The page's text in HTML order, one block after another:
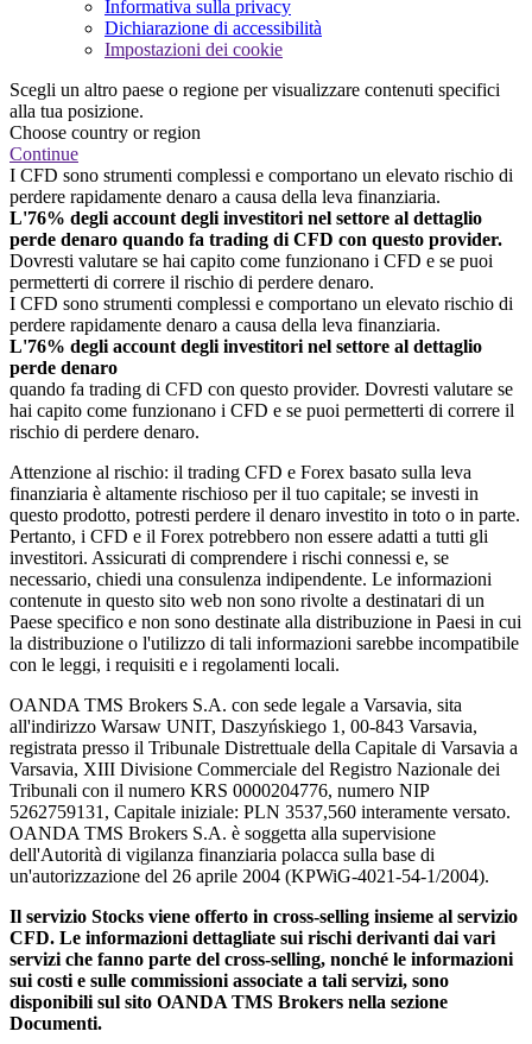
Informativa sulla privacy
Dichiarazione di accessibilità
Impostazioni dei cookie
Scegli un altro paese o regione per visualizzare contenuti specifici
alla tua posizione.
Choose country or region
Continue
I CFD sono strumenti complessi e comportano un elevato rischio di
perdere rapidamente denaro a causa della leva finanziaria.
L'76% degli account degli investitori nel settore al dettaglio
perde denaro quando fa trading di CFD con questo provider.
Dovresti valutare se hai capito come funzionano i CFD e se puoi
permetterti di correre il rischio di perdere denaro.
I CFD sono strumenti complessi e comportano un elevato rischio di
perdere rapidamente denaro a causa della leva finanziaria.
L'76% degli account degli investitori nel settore al dettaglio
perde denaro
quando fa trading di CFD con questo provider. Dovresti valutare se
hai capito come funzionano i CFD e se puoi permetterti di correre il
rischio di perdere denaro.
Attenzione al rischio: il trading CFD e Forex basato sulla leva
finanziaria è altamente rischioso per il tuo capitale; se investi in
questo prodotto, potresti perdere il denaro investito in toto o in parte.
Pertanto, i CFD e il Forex potrebbero non essere adatti a tutti gli
investitori. Assicurati di comprendere i rischi connessi e, se
necessario, chiedi una consulenza indipendente. Le informazioni
contenute in questo sito web non sono rivolte a destinatari di un
Paese specifico e non sono destinate alla distribuzione in Paesi in cui
la distribuzione o l'utilizzo di tali informazioni sarebbe incompatibile
con le leggi, i requisiti e i regolamenti locali.
OANDA TMS Brokers S.A. con sede legale a Varsavia, sita
all'indirizzo Warsaw UNIT, Daszyńskiego 1, 00-843 Varsavia,
registrata presso il Tribunale Distrettuale della Capitale di Varsavia a
Varsavia, XIII Divisione Commerciale del Registro Nazionale dei
Tribunali con il numero KRS 0000204776, numero NIP
5262759131, Capitale iniziale: PLN 3537,560 interamente versato.
OANDA TMS Brokers S.A. è soggetta alla supervisione
dell'Autorità di vigilanza finanziaria polacca sulla base di
un'autorizzazione del 26 aprile 2004 (KPWiG-4021-54-1/2004).
Il servizio Stocks viene offerto in cross-selling insieme al servizio
CFD. Le informazioni dettagliate sui rischi derivanti dai vari
servizi che fanno parte del cross-selling, nonché le informazioni
sui costi e sulle commissioni associate a tali servizi, sono
disponibili sul sito OANDA TMS Brokers nella sezione
Documenti.